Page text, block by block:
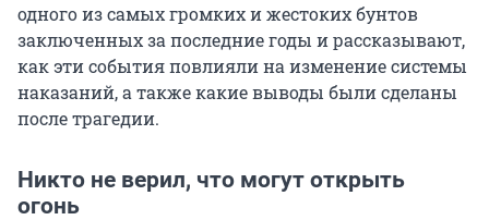
одного из самых громких и жестоких бунтов
заключенных за последние годы и рассказывают,
как эти события повлияли на изменение системы
наказаний, а также какие выводы были сделаны
после трагедии.
Никто не верил, что могут открыть
огонь